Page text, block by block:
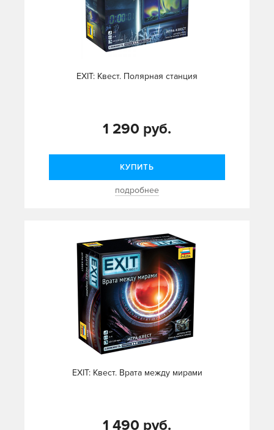
EXIT: Квест. Полярная станция
1 290 руб.
КУПИТЬ
подробнее
EXIT: Квест. Врата между мирами
1 490 руб.